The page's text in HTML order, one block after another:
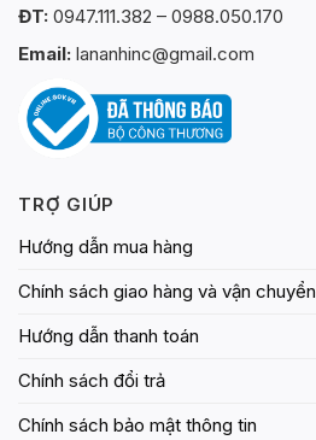
ĐT: 0947.111.382 – 0988.050.170
Email: lananhinc@gmail.com
TRỢ GIÚP
Hướng dẫn mua hàng
Chính sách giao hàng và vận chuyển
Hướng dẫn thanh toán
Chính sách đổi trả
Chính sách bảo mật thông tin